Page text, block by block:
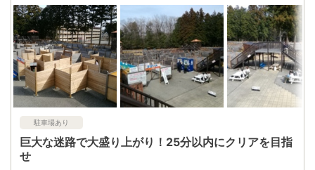
駐車場 無料（30台）
電話番号 0288762255
※ 掲載情報は変更になる場合があります。最新の内容はご利用前にご自身でお
問合せください。
※ 料金情報は税込・税抜表記が混ざっております。正しい金額はご利用前にご
自身でお問合せください。
駐車場あり
巨大な迷路で大盛り上がり！25分以内にクリアを目指
せ